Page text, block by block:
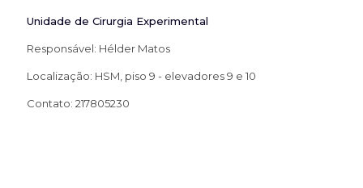
Unidade de Cirurgia Experimental
Responsável: Hélder Matos
Localização: HSM, piso 9 - elevadores 9 e 10
Contato: 217805230